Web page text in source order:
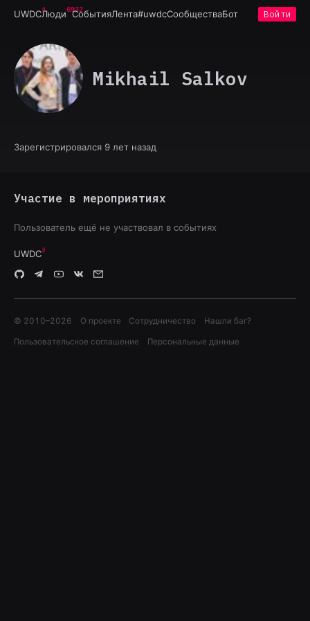
UWDCЛюди6932
СобытияЛента#uwdcСообществаБот Войти
Mikhail Salkov
Зарегистрировался 9 лет назад
Участие в мероприятиях
Пользователь ещё не участвовал в событиях
UWDC
© 2010–2026 О проекте Сотрудничество Нашли баг?
Пользовательское соглашение Персональные данные